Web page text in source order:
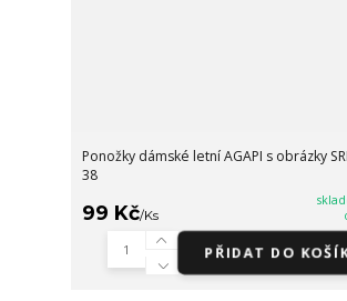
Ponožky dámské letní AGAPI s obrázky
38
99 Kč/Ks
PŘIDAT DO